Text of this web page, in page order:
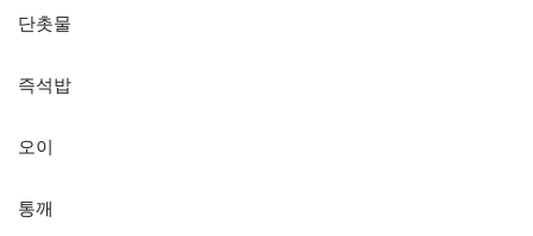
단촛물
즉석밥
오이
통깨